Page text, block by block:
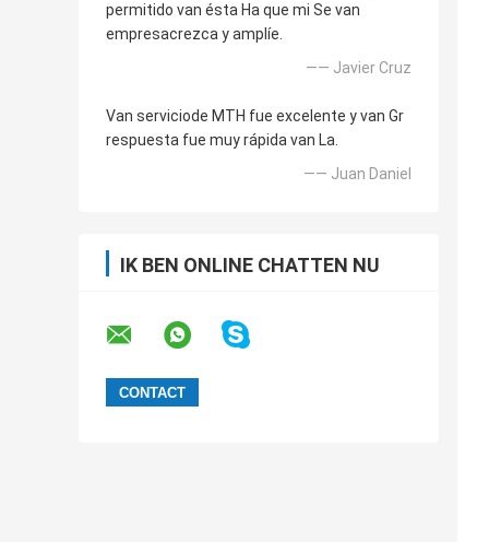
permitido van ésta Ha que mi Se van
empresacrezca y amplíe.
—— Javier Cruz
Van serviciode MTH fue excelente y van Gr
respuesta fue muy rápida van La.
—— Juan Daniel
IK BEN ONLINE CHATTEN NU